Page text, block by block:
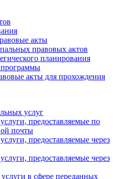
акты
правовых актов
планирования
акты для прохождения
услуг
предоставляемые по
почты
предоставляемые через
предоставляемые через
в сфере переданных